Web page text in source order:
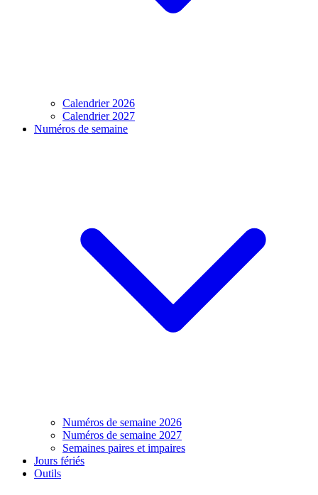
Calendrier 2026
Calendrier 2027
Numéros de semaine
Numéros de semaine 2026
Numéros de semaine 2027
Semaines paires et impaires
Jours fériés
Outils